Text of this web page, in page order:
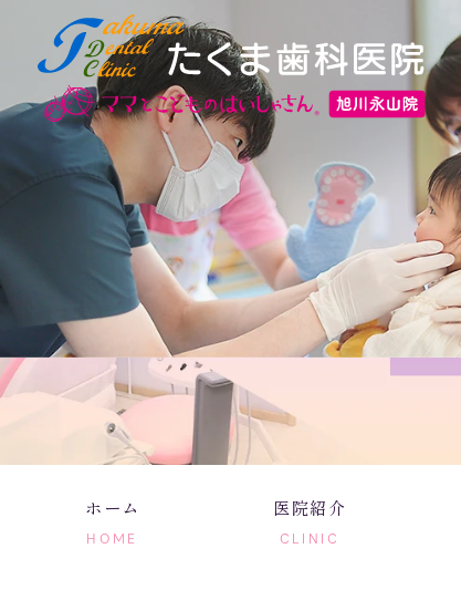
ホーム
HOME
医院紹介
CLINIC